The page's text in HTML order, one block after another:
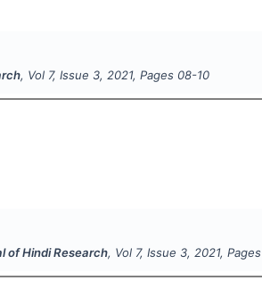
, Vol 7, Issue 3,2021, Pages 08-10
of Hindi Research, Vol 7, Issue 3,2021, Pages